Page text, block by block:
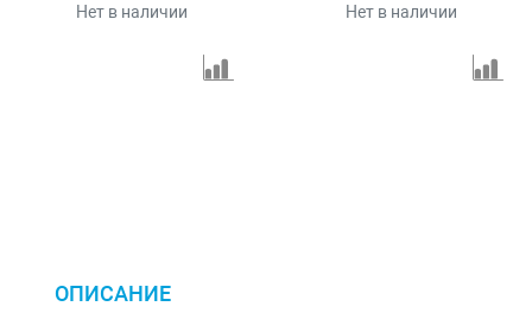
Нет в наличии Нет в наличии
ОПИСАНИЕ